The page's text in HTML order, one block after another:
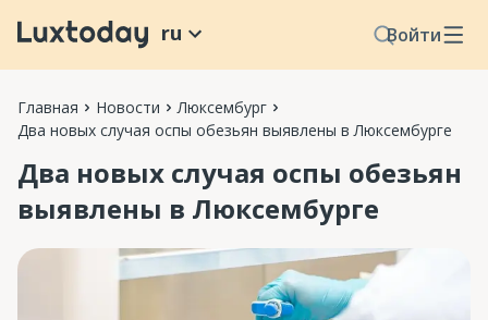
Войти
ru
Главная Новости
Люксембург
Два новых случая оспы обезьян выявлены в Люксембурге
Два новых случая оспы обезьян
выявлены в Люксембурге